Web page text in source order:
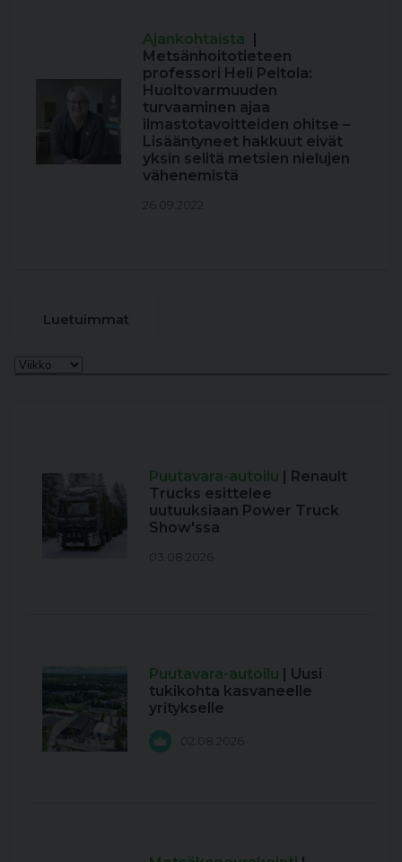
Ajankohtaista |
Metsänhoitotieteen
professori Heli Peltola:
Huoltovarmuuden
turvaaminen ajaa
ilmastotavoitteiden ohitse –
Lisääntyneet hakkuut eivät
yksin selitä metsien nielujen
vähenemistä
26.09.2022
Luetuimmat
Puutavara-autoilu | Renault
Trucks esittelee
uutuuksiaan Power Truck
Show'ssa
03.08.2026
Puutavara-autoilu | Uusi
tukikohta kasvaneelle
yritykselle
02.08.2026